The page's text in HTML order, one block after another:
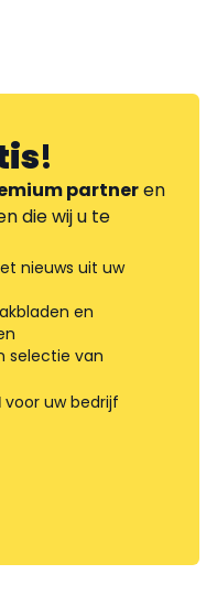
!
partneren
die wij u te
nieuws uit uw
en
selectie van
voor uw bedrijf